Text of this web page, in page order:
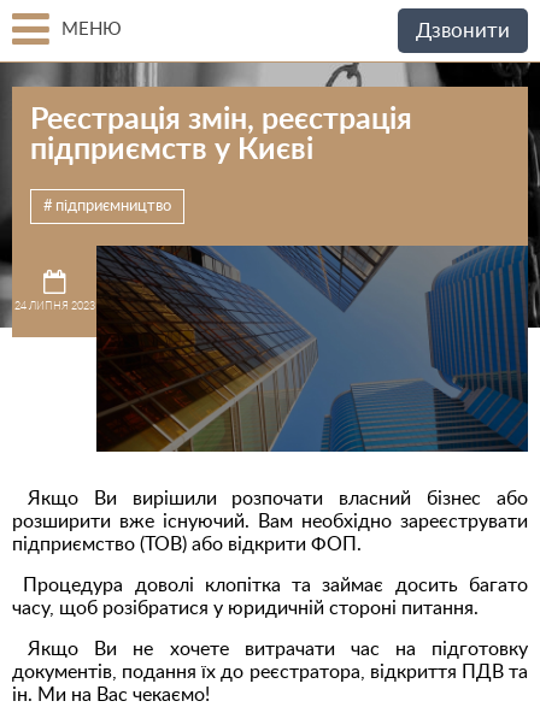
МЕНЮ Дзвонити
Реєстрація змін, реєстрація
підприємств у Києві
підприємництво
24 ЛИПНЯ 2023
Якщо Ви вирішили розпочати власний бізнес або
розширити вже існуючий. Вам необхідно зареєструвати
підприємство (ТОВ) або відкрити ФОП.
Процедура доволі клопітка та займає досить багато
часу, щоб розібратися у юридичній стороні питання.
Якщо Ви не хочете витрачати час на підготовку
документів, подання їх до реєстратора, відкриття ПДВ та
ін. Ми на Вас чекаємо!